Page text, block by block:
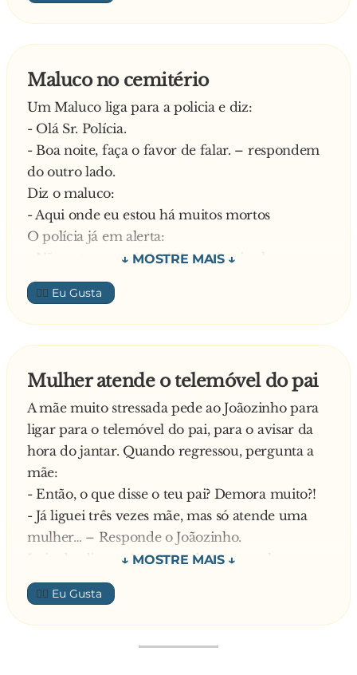
Maluco no cemitério
Um Maluco liga para a policia e diz:
- Olá Sr. Polícia.
- Boa noite, faça o favor de falar. – respondem
do outro lado.
Diz o maluco:
- Aqui onde eu estou há muitos mortos
O polícia já em alerta:
- Não entre em pânico! Em primeiro lugar, o
senhor está em segurança?
- Acho que sim! – responde o maluco.
E continua o polícia:
- Então diga-me onde é que o senhor se
maluco: - No Cemitério
—
👍🏼
Mulher atende o telemóvel do pai
A mãe muito stressada pede ao Joãozinho para
ligar para o telemóvel do pai, para o avisar da
hora do jantar. Quando regressou, pergunta a
mãe:
- Então, o que disse o teu pai? Demora muito?!
- Já liguei três vezes mãe, mas só atende uma
mulher… – Responde o Joãozinho.
Irritada, diz a mãe pensando em voz alta:
- Aaaah grande bandido! Quando ele chegar a
casa vai ver o que é bom!!!
Mal o pai aparece em casa, ela salta para cima
dele com tudo o que encontra à mão: vassoura,
👍🏼